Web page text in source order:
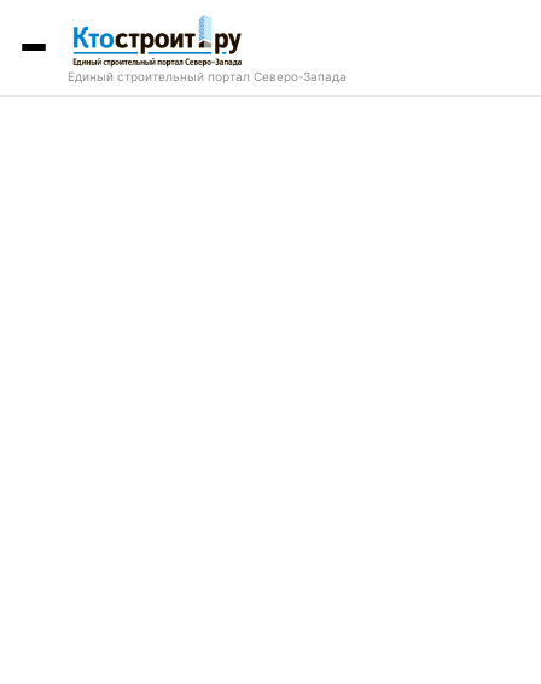
Единый строительный портал Северо-Запада